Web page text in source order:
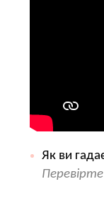
Як ви